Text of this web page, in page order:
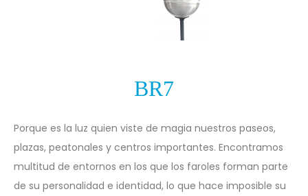
BR7
Porque es la luz quien viste de magia nuestros paseos,
plazas, peatonales y centros importantes. Encontramos
multitud de entornos en los que los faroles forman parte
de su personalidad e identidad, lo que hace imposible su